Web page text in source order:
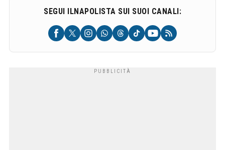
SEGUI ILNAPOLISTA SUI SUOI CANALI: